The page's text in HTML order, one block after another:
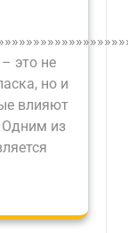
это не
но и
влияют
Одним из